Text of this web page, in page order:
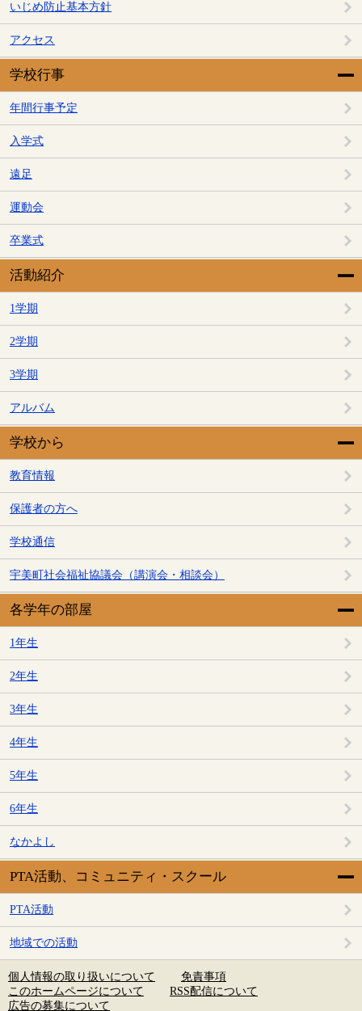
いじめ防止基本方針
アクセス
学校行事
年間行事予定
入学式
遠足
運動会
卒業式
活動紹介
1学期
2学期
3学期
アルバム
学校から
教育情報
保護者の方へ
学校通信
宇美町社会福祉協議会（講演会・相談会）
各学年の部屋
1年生
2年生
3年生
4年生
5年生
6年生
なかよし
PTA活動、コミュニティ・スクール
PTA活動
地域での活動
個人情報の取り扱いについて
免責事項
このホームページについて
RSS配信について
広告の募集について